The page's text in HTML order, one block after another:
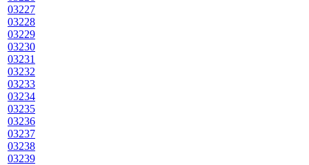
03227
03228
03229
03230
03231
03232
03233
03234
03235
03236
03237
03238
03239